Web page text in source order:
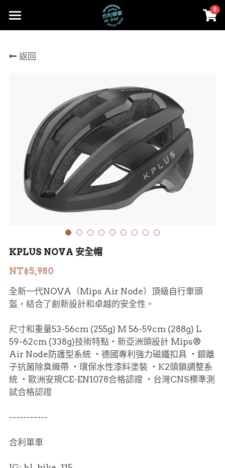
0
首頁
部落格
Cervélo
Colnago 可樂果
Cannondale
Lapierre
MASI
DARE
HASA
輪組、外胎
instagram
線上賣場
賣場首頁
Cervélo
人身部品
登錄 /註冊
搜索
02-2656-2246
返回
KPLUS NOVA 安全帽
NT$5,980
全新一代NOVA（Mips Air Node）頂級自行車頭
盔，結合了創新設計和卓越的安全性。
尺寸和重量53-56cm (255g) M 56-59cm (288g) L
59-62cm (338g)技術特點・新亞洲頭設計 Mips®
Air Node防護型系統 ・德國專利強力磁鐵扣具 ・銀離
子抗菌除臭織帶 ・環保水性漆料塗裝 ・K2頭鎖調整系
統 ・歐洲安規CE-EN1078合格認證 ・台灣CNS標準測
試合格認證
-----------
合利單車
×
商品分類
所有商品分類
零件
工具、油品